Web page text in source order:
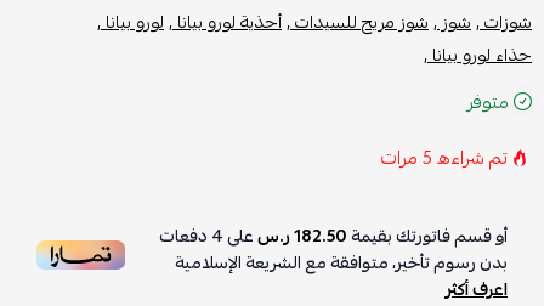
شوزات ,شوز ,شوز مريح للسيدات ,أحذية لورو بيانا ,لورو بيانا ,
حذاء لورو بيانا ,
متوفر
تم شراءه5مرات
أو قسم فاتورتك بقيمة182.50 ر.س على4دفعات
بدون رسوم تأخير، متوافقة مع الشريعة الإسلامية
اعرف أكثر